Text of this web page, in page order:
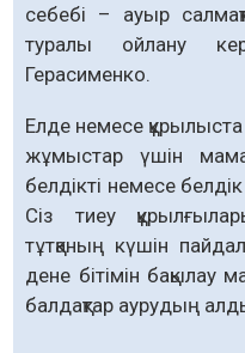
себебі – ауыр
туралы ойлану
Герасименко.
Елде немесе
жұмыстар үшін
белдікті немесе
Сіз тиеу
тұтқаның күшін
дене бітімін бақылау
балдақтар аурудың